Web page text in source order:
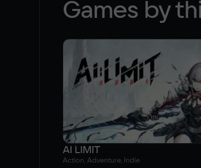
Games by
AI LIMIT
Action, Adventure, Indie